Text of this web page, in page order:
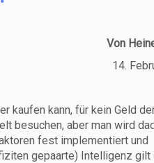
Von
14.
kaufen kann, für kein Geld
besuchen, aber man wird
fest implementiert und
gepaarte) Intelligenz gilt